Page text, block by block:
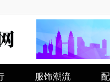
服饰潮流